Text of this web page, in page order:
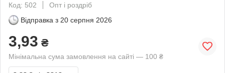
Код: 502
Опт і роздріб
Відправка з 20 серпня 2026
3,93 ₴
Мінімальна сума замовлення на сайті — 100 ₴